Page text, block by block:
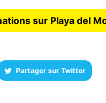
sur Playa del
Partager sur Twitter